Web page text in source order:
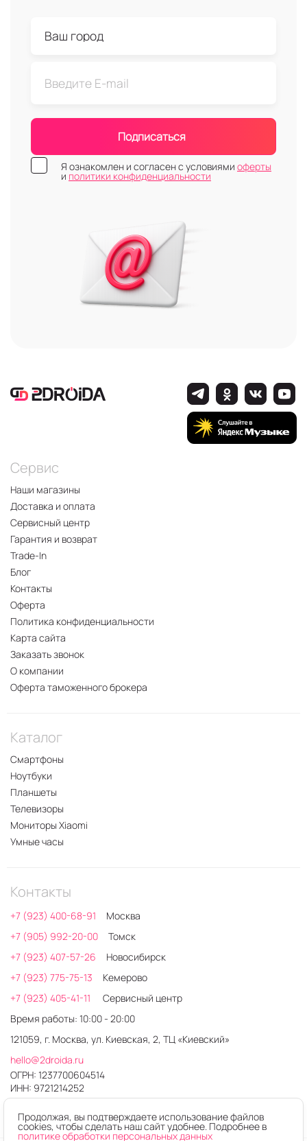
Подписаться
Я ознакомлен и согласен с условиями оферты
и политики конфиденциальности
Сервис
Наши магазины
Доставка и оплата
Сервисный центр
Гарантия и возврат
Trade-In
Блог
Контакты
Оферта
Политика конфиденциальности
Карта сайта
Заказать звонок
О компании
Оферта таможенного брокера
Каталог
Смартфоны
Ноутбуки
Планшеты
Телевизоры
Мониторы Xiaomi
Умные часы
Контакты
+7 (923) 400-68-91
Москва
+7 (905) 992-20-00
Томск
+7 (923) 407-57-26
Новосибирск
+7 (923) 775-75-13
Кемерово
+7 (923) 405-41-11
Сервисный центр
Время работы: 10:00 - 20:00
121059, г. Москва, ул. Киевская, 2, ТЦ «Киевский»
hello@2droida.ru
ОГРН: 1237700604514
ИНН: 9721214252
Продолжая, вы подтверждаете использование файлов
cookies, чтобы сделать наш сайт удобнее. Подробнее в
политике обработки персональных данных